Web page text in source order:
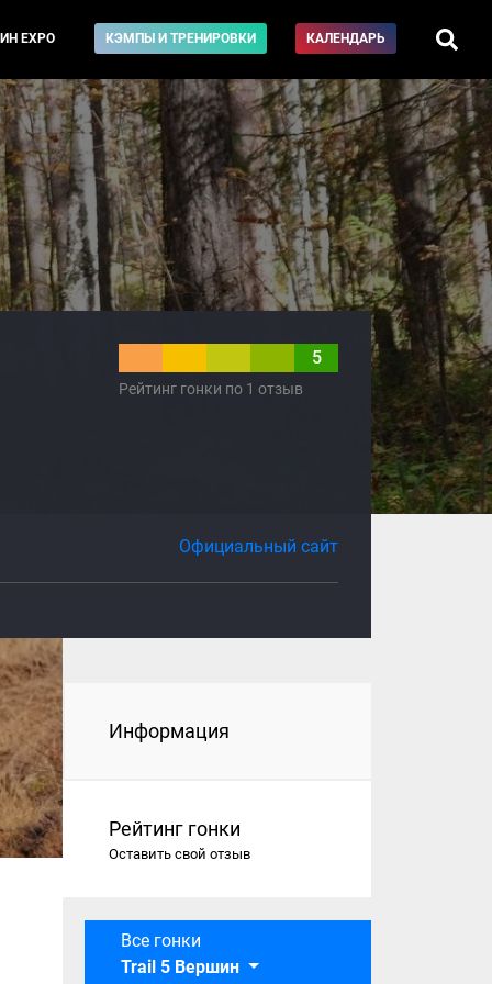
EXPO КЭМПЫ И ТРЕНИРОВКИ КАЛЕНДАРЬ
5
Рейтинг гонки по 1 отзыв
Официальный сайт
Информация
Рейтинг гонки
Оставить свой отзыв
Все гонки
Trail 5 Вершин